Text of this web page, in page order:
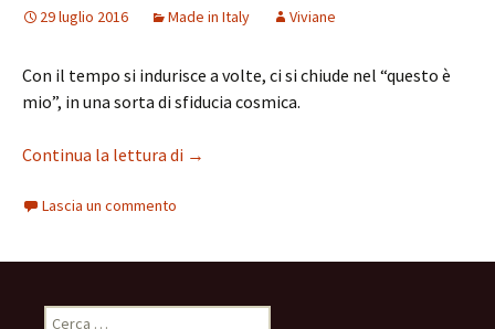
29 luglio 2016 Made in Italy Viviane
Con il tempo si indurisce a volte, ci si chiude nel “questo è
mio”, in una sorta di sfiducia cosmica.
Continua la lettura di L’Europa che condivide? Ford lo
→
Lascia un commento